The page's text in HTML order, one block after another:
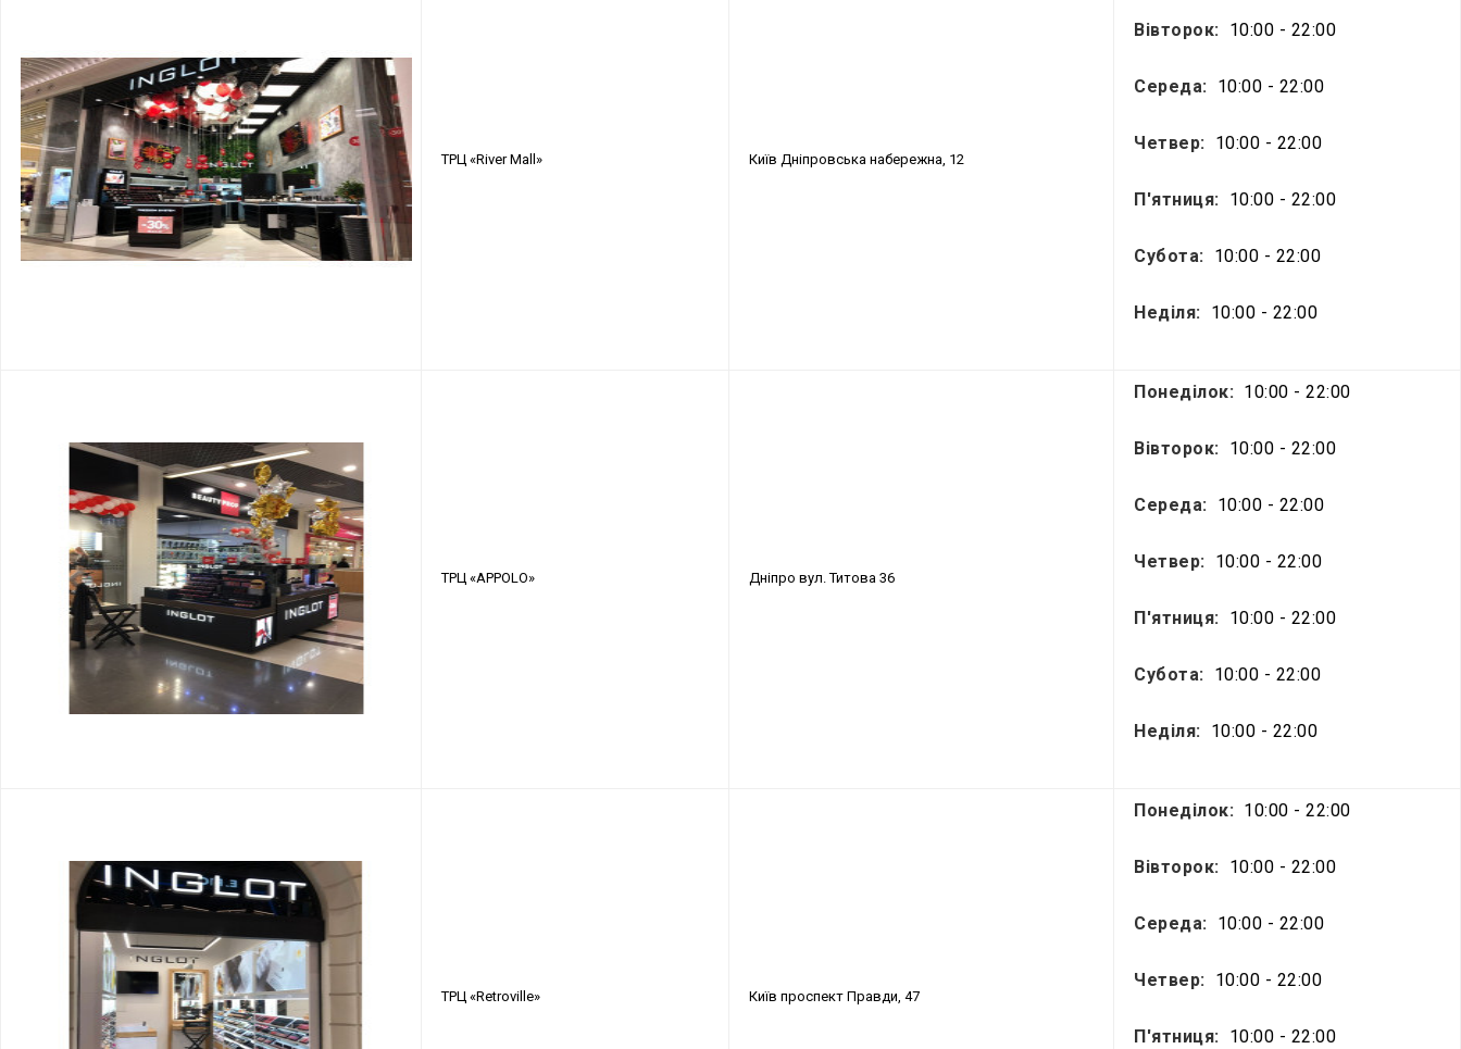
ТРЦ «River Mall» Київ Дніпровська набережна, 12
Вівторок: 10:00 - 22:00
Середа: 10:00 - 22:00
Четвер: 10:00 - 22:00
П'ятниця: 10:00 - 22:00
Субота: 10:00 - 22:00
Неділя: 10:00 - 22:00
ТРЦ «APPOLO» Дніпро вул. Титова 36
Понеділок: 10:00 - 22:00
Вівторок: 10:00 - 22:00
Середа: 10:00 - 22:00
Четвер: 10:00 - 22:00
П'ятниця: 10:00 - 22:00
Субота: 10:00 - 22:00
Неділя: 10:00 - 22:00
ТРЦ «Retroville» Київ проспект Правди, 47
Понеділок: 10:00 - 22:00
Вівторок: 10:00 - 22:00
Середа: 10:00 - 22:00
Четвер: 10:00 - 22:00
П'ятниця: 10:00 - 22:00